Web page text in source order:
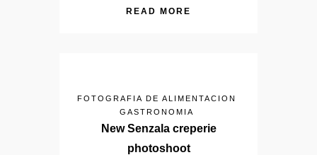
READ MORE
FOTOGRAFIA DE ALIMENTACION
GASTRONOMIA
New Senzala creperie
photoshoot